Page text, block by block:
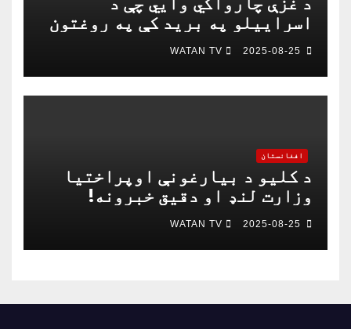
اسراییلو په برید کې په روغتون
باندې د ۱۵ کسانو په ګډون څلور
خبریالان وژل شوي دي
2025-08-25
WATAN TV
افغانستان
د کلیو د بیارغونې اوپراختیا
وزارت لنډ او دقیق خبرونه!
2025-08-25
WATAN TV